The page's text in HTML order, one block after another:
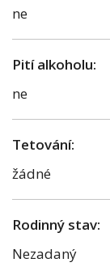
ne
Pití alkoholu:
ne
Tetování:
žádné
Rodinný stav:
Nezadaný